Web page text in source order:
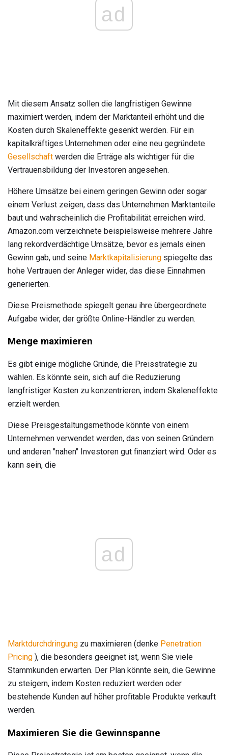
ad
Mit diesem Ansatz sollen die langfristigen Gewinne
maximiert werden, indem der Marktanteil erhöht und die
Kosten durch Skaleneffekte gesenkt werden. Für ein
kapitalkräftiges Unternehmen oder eine neu gegründete
Gesellschaft werden die Erträge als wichtiger für die
Vertrauensbildung der Investoren angesehen.
Höhere Umsätze bei einem geringen Gewinn oder sogar
einem Verlust zeigen, dass das Unternehmen Marktanteile
baut und wahrscheinlich die Profitabilität erreichen wird.
Amazon.com verzeichnete beispielsweise mehrere Jahre
lang rekordverdächtige Umsätze, bevor es jemals einen
Gewinn gab, und seine Marktkapitalisierung spiegelte das
hohe Vertrauen der Anleger wider, das diese Einnahmen
generierten.
Diese Preismethode spiegelt genau ihre übergeordnete
Aufgabe wider, der größte Online-Händler zu werden.
Menge maximieren
Es gibt einige mögliche Gründe, die Preisstrategie zu
wählen. Es könnte sein, sich auf die Reduzierung
langfristiger Kosten zu konzentrieren, indem Skaleneffekte
erzielt werden.
Diese Preisgestaltungsmethode könnte von einem
Unternehmen verwendet werden, das von seinen Gründern
und anderen "nahen" Investoren gut finanziert wird. Oder es
kann sein, die
ad
Marktdurchdringung zu maximieren (denke Penetration
Pricing ), die besonders geeignet ist, wenn Sie viele
Stammkunden erwarten. Der Plan könnte sein, die Gewinne
zu steigern, indem Kosten reduziert werden oder
bestehende Kunden auf höher profitable Produkte verkauft
werden.
Maximieren Sie die Gewinnspanne